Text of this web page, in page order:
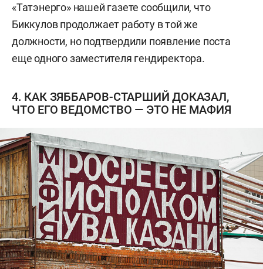
«Татэнерго» нашей газете сообщили, что
Биккулов продолжает работу в той же
должности, но подтвердили появление поста
еще одного заместителя гендиректора.
4. КАК ЗЯББАРОВ-СТАРШИЙ ДОКАЗАЛ,
ЧТО ЕГО ВЕДОМСТВО — ЭТО НЕ МАФИЯ